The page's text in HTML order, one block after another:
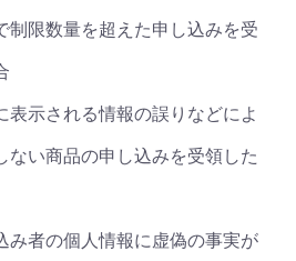
制限数量を超えた申し込みを受
表示される情報の誤りなどによ
ない商品の申し込みを受領した
み者の個人情報に虚偽の事実が